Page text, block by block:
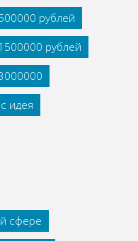
рублей
рублей
идея
сфере